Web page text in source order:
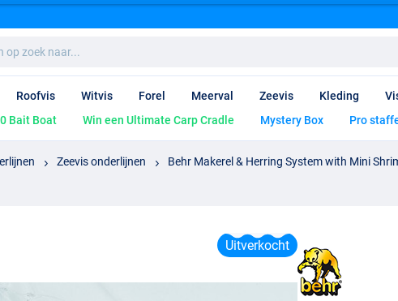
Roofvis Witvis Forel Meerval Zeevis Kleding
Bait Boat
Win een Ultimate Carp Cradle Mystery Box Pro
Zeevis onderlijnen
Behr Makerel & Herring System with Mini
Uitverkocht